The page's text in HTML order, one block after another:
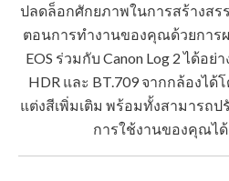
ปลดล็อกศักยภาพในการสร้างส
ตอนการทำงานของคุณด้วยการ
EOS ร่วมกับ Canon Log 2 ได้อ
HDR และ BT.709 จากกล้องได้
แต่งสีเพิ่มเติม พร้อมทั้งสามารถป
การใช้งานของคุณไ